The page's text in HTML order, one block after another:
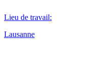
Lieu de travail:
Lausanne